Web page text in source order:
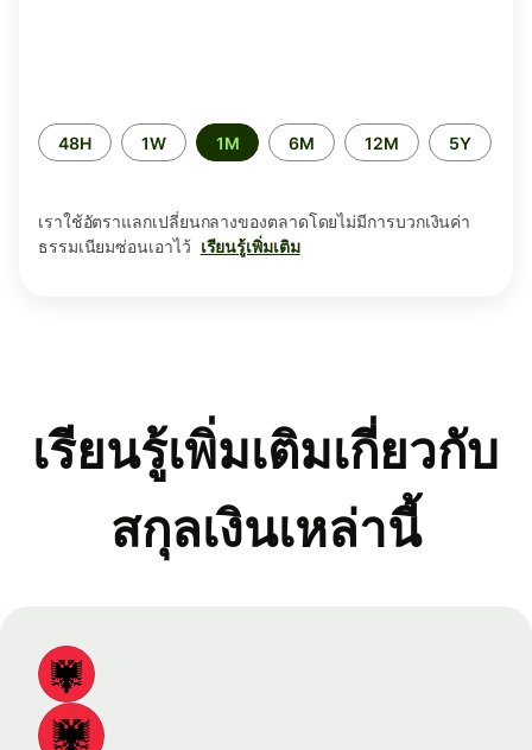
ระยะ
เวลา
48H 1W 1M 6M 12M 5Y
เราใช้อัตราแลกเปลี่ยนกลางของตลาดโดยไม่มีการบวกเงินค่า
ธรรมเนียมซ่อนเอาไว้ เรียนรู้เพิ่มเติม
เรียนรู้เพิ่มเติมเกี่ยวกับ
สกุลเงินเหล่านี้